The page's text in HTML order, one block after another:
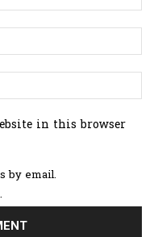
in this browser
by email.